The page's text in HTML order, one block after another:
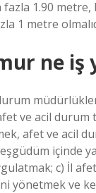
1.90 metre,
1 metre
ne iş
ve acil durum
afet ve acil
içinde
c) İl
yönetmek ve